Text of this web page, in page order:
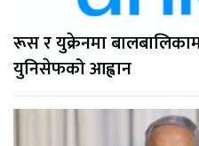
रूस र युक्रेनमा
युनिसेफको आह्वान